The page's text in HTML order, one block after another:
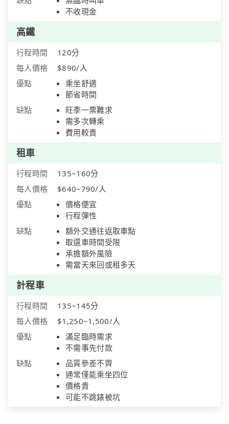
不收現金
高鐵
行程時間
120分
每人價格
$890/人
優點
乘坐舒適
節省時間
缺點
旺季一票難求
需多次轉乘
費用較貴
租車
行程時間
135~160分
每人價格
$640~790/人
優點
價格便宜
行程彈性
缺點
額外交通往返取車點
取還車時間受限
承擔額外風險
需當天來回或租多天
計程車
行程時間
135~145分
每人價格
$1,250~1,500/人
優點
滿足臨時需求
不需事先付款
缺點
品質參差不齊
通常僅能乘坐四位
價格貴
可能不跳錶被坑